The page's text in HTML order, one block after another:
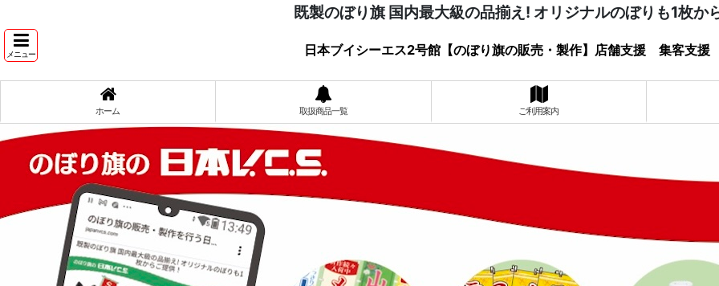
既製のぼり旗 国内最大級の品揃え! オリジナルのぼりも1枚か
メニュー 日本ブイシーエス2号館【のぼり旗の販売・製作】店舗支援 集客支
ホーム 取扱商品一覧 ご利用案内